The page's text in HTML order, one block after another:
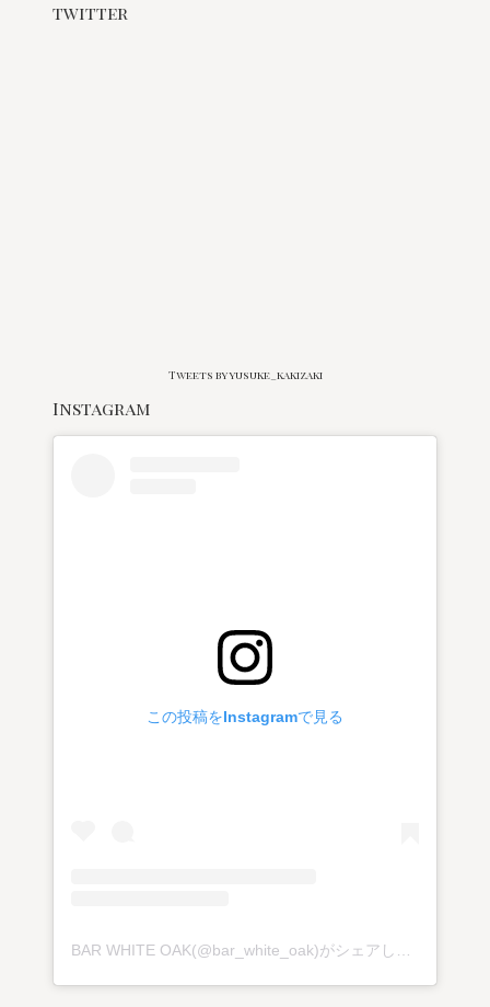
twitter
Tweets by yusuke_kakizaki
Instagram
この投稿をInstagramで見る
BAR WHITE OAK(@bar_white_oak)がシェアした投稿